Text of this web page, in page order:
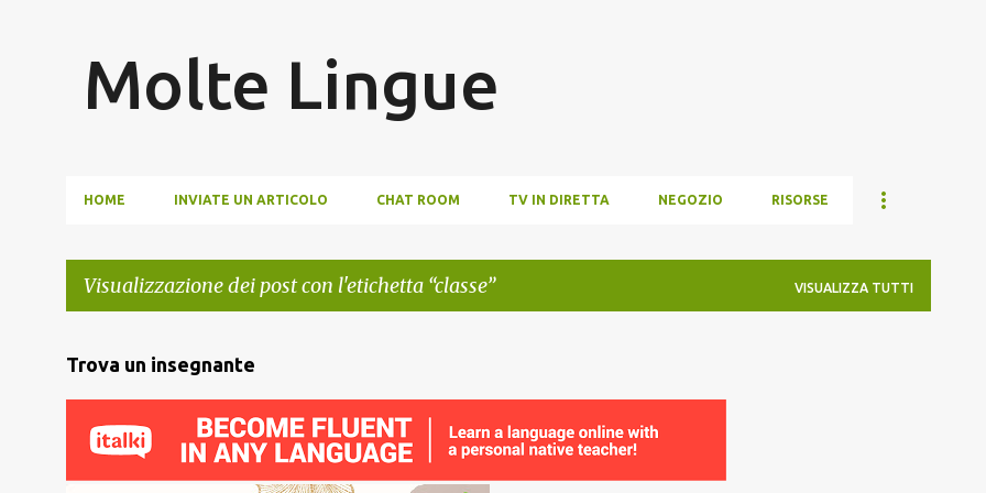
Molte Lingue
HOME INVIATE UN ARTICOLO CHAT ROOM TV IN DIRETTA NEGOZIO RISORSE
Visualizzazione dei post con l'etichetta classe VISUALIZZA TUTTI
P
o
Trova un insegnante